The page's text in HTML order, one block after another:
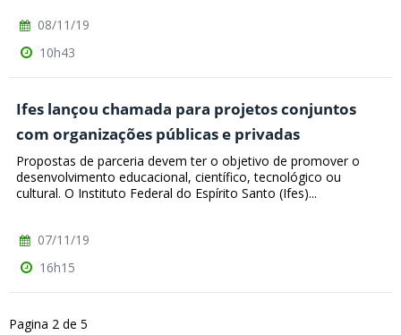
08/11/19
10h43
Ifes lançou chamada para projetos conjuntos
com organizações públicas e privadas
Propostas de parceria devem ter o objetivo de promover o
desenvolvimento educacional, científico, tecnológico ou
cultural. O Instituto Federal do Espírito Santo (Ifes)...
07/11/19
16h15
Pagina 2 de 5